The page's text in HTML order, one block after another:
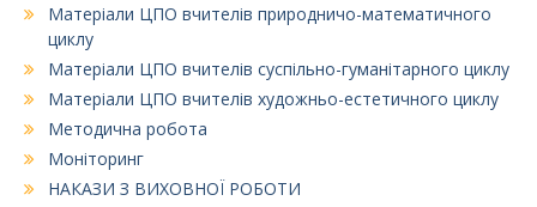
Матеріали ЦПО вчителів природничо-математичного
циклу
Матеріали ЦПО вчителів суспільно-гуманітарного циклу
Матеріали ЦПО вчителів художньо-естетичного циклу
Методична робота
Моніторинг
НАКАЗИ З ВИХОВНОЇ РОБОТИ